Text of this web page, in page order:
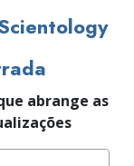
abrange as